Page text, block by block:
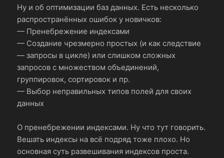
Ну и об оптимизации баз данных. Есть несколько
распространённых ошибок у новичков:
— Пренебрежение индексами
— Создание чрезмерно простых (и как следствие
— запросы в цикле) или слишком сложных
запросов с множеством объединений,
группировок, сортировок и пр.
— Выбор неправильных типов полей для своих
данных
О пренебрежении индексами. Ну что тут говорить.
Вешать индексы на всё подряд тоже плохо. Но
основная суть развешивания индексов проста.